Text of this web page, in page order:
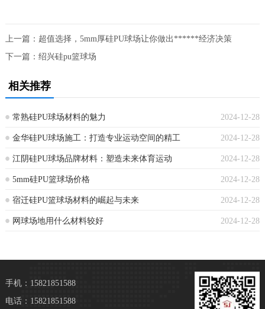
上一篇： 超值选择，5mm厚硅PU球场让你做出******经济决策
下一篇： 绍兴硅pu篮球场
相关推荐
2024-12-28
常熟硅PU球场材料的魅力
2024-12-28
金华硅PU球场施工：打造专业运动空间的精工
2024-12-28
江阴硅PU球场品牌材料：塑造未来体育运动
2024-12-28
5mm硅PU篮球场价格
2024-12-28
宿迁硅PU篮球场材料的崛起与未来
2024-12-28
网球场地用什么材料较好
手机：15821851588
电话：15821851588